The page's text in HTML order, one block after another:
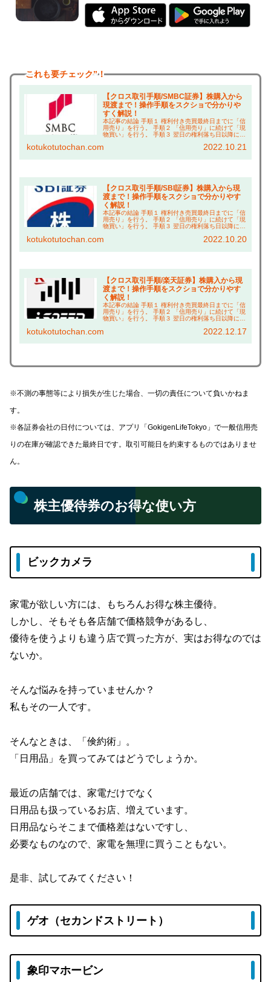
これも要チェック”！
【クロス取引手順/SMBC証券】株購入から
現渡まで！操作手順をスクショで分かりや
すく解説！
本記事の結論 手順１ 権利付き売買最終日までに「信
用売り」を行う。 手順２ 「信用売り」に続けて「現
物買い」を行う。 手順３ 翌日の権利落ち日以降に現
う。 こんにちは、コツコツ父ちゃんです。本ブロ...
kotukotutochan.com 2022.10.21
【クロス取引手順/SBI証券】株購入から現
渡まで！操作手順をスクショで分かりやす
く解説！
本記事の結論 手順１ 権利付き売買最終日までに「信
用売り」を行う。 手順２ 「信用売り」に続けて「現
物買い」を行う。 手順３ 翌日の権利落ち日以降に現
う。 こんにちは、コツコツ父ちゃんです。本ブロ...
kotukotutochan.com 2022.10.20
【クロス取引手順/楽天証券】株購入から現
渡まで！操作手順をスクショで分かりやす
く解説！
本記事の結論 手順１ 権利付き売買最終日までに「信
用売り」を行う。 手順２ 「信用売り」に続けて「現
物買い」を行う。 手順３ 翌日の権利落ち日以降に現
う。 こんにちは、コツコツ父ちゃんです。本ブロ...
kotukotutochan.com 2022.12.17
※不測の事態等により損失が生じた場合、一切の責任について負いかねま
す。
※各証券会社の日付については、 アプリ「GokigenLifeTokyo」で一般信用売
りの在庫が確認できた最終日です。取引可能日を約束するものではありませ
ん。
株主優待券のお得な使い方
ビックカメラ
家電が欲しい方には、もちろんお得な株主優待。
しかし、そもそも各店舗で価格競争があるし、
優待を使うよりも違う店で買った方が、実はお得なのでは
ないか。
そんな悩みを持っていませんか？
私もその一人です。
そんなときは、「倹約術」。
「日用品」を買ってみてはどうでしょうか。
最近の店舗では、家電だけでなく
日用品も扱っているお店、増えています。
日用品ならそこまで価格差はないですし、
必要なものなので、家電を無理に買うこともない。
是非、試してみてください！
ゲオ（セカンドストリート）
象印マホービン